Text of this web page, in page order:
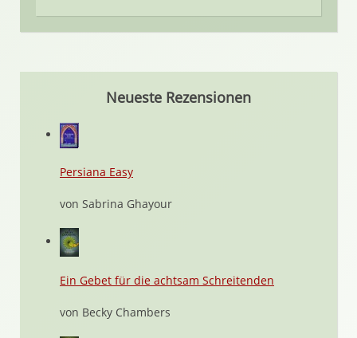
Neueste Rezensionen
Persiana Easy
von Sabrina Ghayour
Ein Gebet für die achtsam Schreitenden
von Becky Chambers